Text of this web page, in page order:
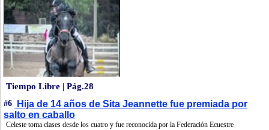
Tiempo Libre | Pág.28
#6
Hija de 14 años de Sita Jeannette fue premiada por
salto en caballo
Celeste toma clases desde los cuatro y fue reconocida por la Federación Ecuestre